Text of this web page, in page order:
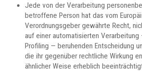
Jede von der Verarbeitung
betroffene Person hat das vom
Verordnungsgeber gewährte Recht,
auf einer automatisierten Verarbeitung
Profiling — beruhenden Entscheidung
die ihr gegenüber rechtliche Wirkung
ähnlicher Weise erheblich